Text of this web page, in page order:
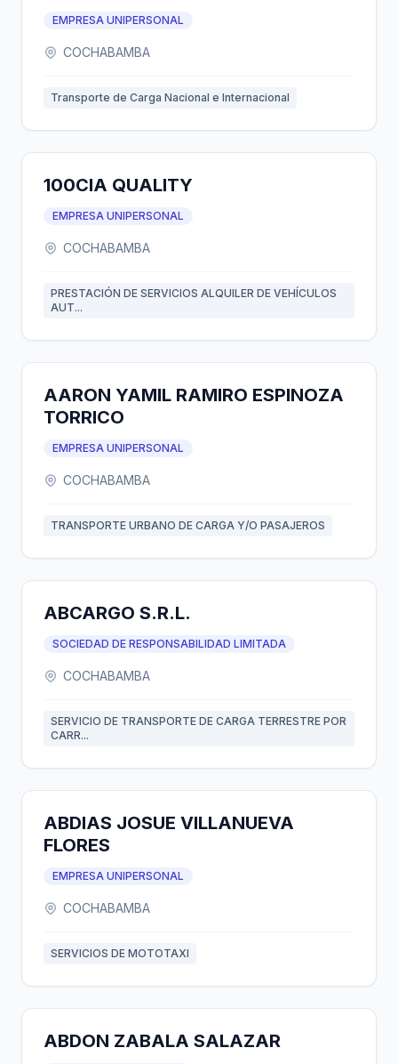
EMPRESA UNIPERSONAL
COCHABAMBA
Transporte de Carga Nacional e Internacional
100CIA QUALITY
EMPRESA UNIPERSONAL
COCHABAMBA
PRESTACIÓN DE SERVICIOS ALQUILER DE VEHÍCULOS
AUT...
AARON YAMIL RAMIRO ESPINOZA
TORRICO
EMPRESA UNIPERSONAL
COCHABAMBA
TRANSPORTE URBANO DE CARGA Y/O PASAJEROS
ABCARGO S.R.L.
SOCIEDAD DE RESPONSABILIDAD LIMITADA
COCHABAMBA
SERVICIO DE TRANSPORTE DE CARGA TERRESTRE POR
CARR...
ABDIAS JOSUE VILLANUEVA
FLORES
EMPRESA UNIPERSONAL
COCHABAMBA
SERVICIOS DE MOTOTAXI
ABDON ZABALA SALAZAR